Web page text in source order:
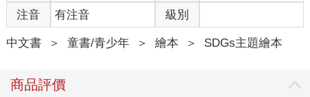
注音 有注音 級別
中文書 ＞ 童書/青少年 ＞ 繪本 ＞ SDGs主題繪本
商品評價